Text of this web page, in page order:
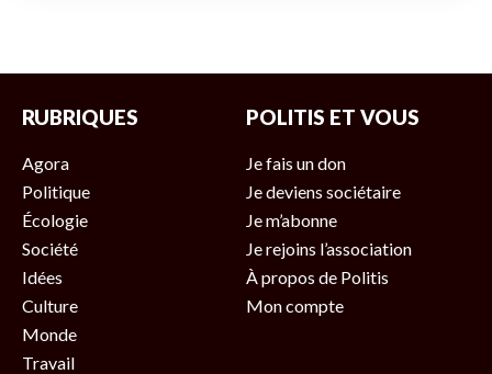
RUBRIQUES
Agora
Politique
Écologie
Société
Idées
Culture
Monde
Travail
POLITIS ET VOUS
Je fais un don
Je deviens sociétaire
Je m’abonne
Je rejoins l’association
À propos de Politis
Mon compte